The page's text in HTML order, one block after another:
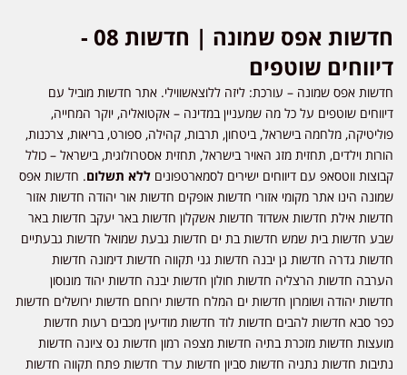
חדשות אפס שמונה | חדשות 08 -
דיווחים שוטפים
חדשות אפס שמונה – עורכת: ליזה ללוצאשווילי. אתר חדשות מוביל עם
דיווחים שוטפים על כל מה שמעניין במדינה – אקטואליה, יוקר המחייה,
פוליטיקה, מלחמה בישראל, ביטחון, תרבות, קהילה, ספורט, בריאות, צרכנות,
הורות וילדים, תחזית מזג האויר בישראל, תחזית אסטרולוגית, בישראל – כולל
קבוצות ווטסאפ עם דיווחים ישירים לסמארטפונים ללא תשלום. חדשות אפס
שמונה הינו אתר מקומי אזורי חדשות אופקים חדשות אור יהודה חדשות אזור
חדשות אילת חדשות אשדוד חדשות אשקלון חדשות באר יעקב חדשות באר
שבע חדשות בית שמש חדשות בת ים חדשות גבעת שמואל חדשות גבעתיים
חדשות גדרה חדשות גן יבנה חדשות גני תקווה חדשות דימונה חדשות
הערבה חדשות הרצליה חדשות חולון חדשות יבנה חדשות יהוד מונוסון
חדשות יהודה ושומרון חדשות ים המלח חדשות ירוחם חדשות ירושלים חדשות
כפר סבא חדשות להבים חדשות לוד חדשות מודיעין מכבים רעות חדשות
מועצות חדשות מזכרת בתיה חדשות מצפה רמון חדשות נס ציונה חדשות
נתיבות חדשות נתניה חדשות סביון חדשות ערד חדשות פתח תקווה חדשות